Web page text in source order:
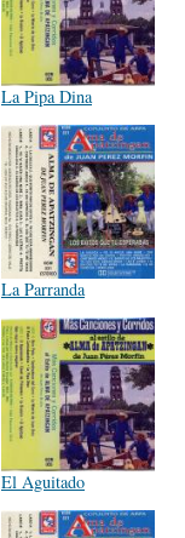
La Pipa Dina
La Parranda
El Aguitado